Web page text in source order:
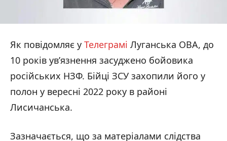
Як повідомляє у Телеграмі Луганська ОВА, до
10 років ув’язнення засуджено бойовика
російських НЗФ. Бійці ЗСУ захопили його у
полон у вересні 2022 року в районі
Лисичанська.
Зазначається, що за матеріалами слідства